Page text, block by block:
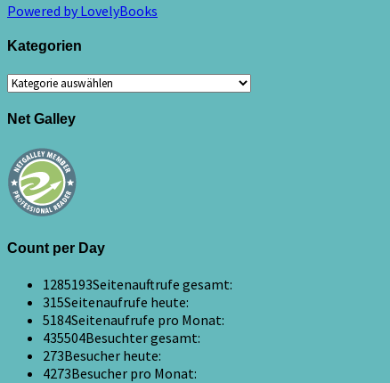
Powered by LovelyBooks
Kategorien
Kategorien
Net Galley
Count per Day
1285193Seitenauftrufe gesamt:
315Seitenaufrufe heute:
5184Seitenaufrufe pro Monat:
435504Besuchter gesamt:
273Besucher heute:
4273Besucher pro Monat: